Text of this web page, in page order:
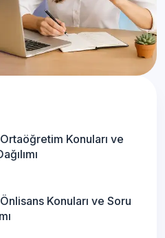
Konuları ve
Konuları ve Soru